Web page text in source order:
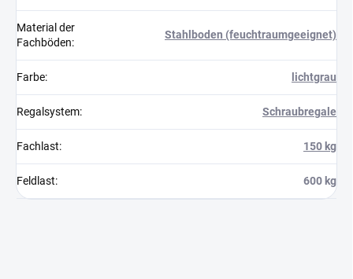
Material der
Fachböden:
Stahlboden (feuchtraumgeeignet)
Farbe: lichtgrau
Regalsystem: Schraubregale
Fachlast: 150 kg
Feldlast: 600 kg